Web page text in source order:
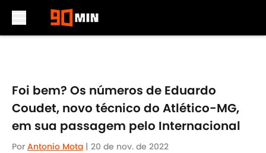
Foi bem? Os números de Eduardo
Coudet, novo técnico do Atlético-MG,
em sua passagem pelo Internacional
Por Antonio Mota | 20 de nov. de 2022